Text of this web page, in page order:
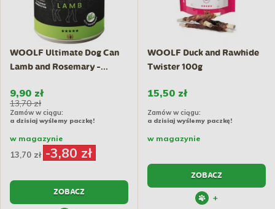
WOOLF Ultimate Dog Can
Lamb and Rosemary -...
9,90 zł
Zamów w ciągu:
a dzisiaj wyślemy paczkę!
13,70 zł
w magazynie
13,70 zł -3,80 zł
ZOBACZ
WOOLF Duck and Rawhide
Twister 100g
15,50 zł
Zamów w ciągu:
a dzisiaj wyślemy paczkę!
w magazynie
ZOBACZ
+